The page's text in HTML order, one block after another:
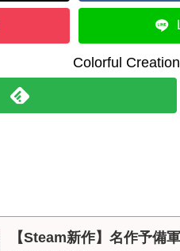
Colorful
【Steam新作】名作予備